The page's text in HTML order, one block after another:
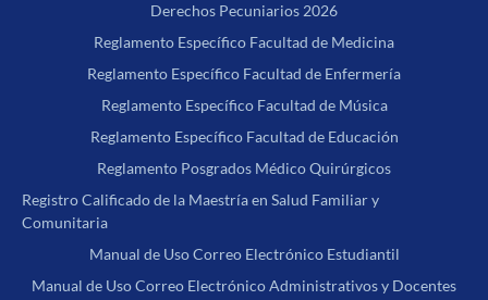
Derechos Pecuniarios 2026
Reglamento Específico Facultad de Medicina
Reglamento Específico Facultad de Enfermería
Reglamento Específico Facultad de Música
Reglamento Específico Facultad de Educación
Reglamento Posgrados Médico Quirúrgicos
Registro Calificado de la Maestría en Salud Familiar y
Comunitaria
Manual de Uso Correo Electrónico Estudiantil
Manual de Uso Correo Electrónico Administrativos y Docentes